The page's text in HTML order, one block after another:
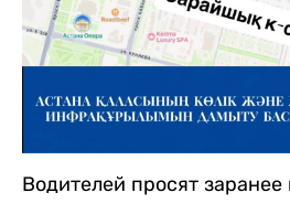
Водителей просят